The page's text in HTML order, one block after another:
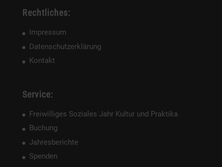
Rechtliches:
Impressum
Datenschutzerklärung
Kontakt
Service:
Freiwilliges Soziales Jahr Kultur und Praktika
Buchung
Jahresberichte
Spenden